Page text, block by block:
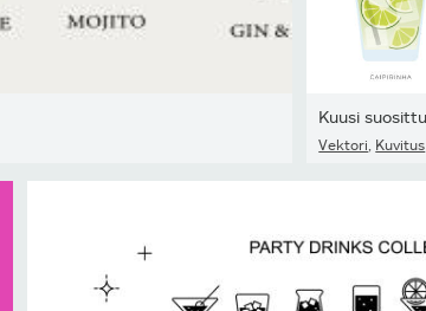
Vektori Kuvitus